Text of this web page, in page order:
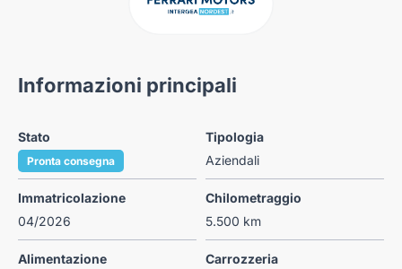
Informazioni principali
Stato
Pronta consegna
Tipologia
Aziendali
Immatricolazione
04/2026
Chilometraggio
5.500 km
Alimentazione
Carrozzeria